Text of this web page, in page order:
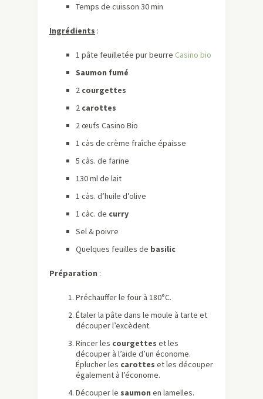
Temps de cuisson 30 min
Ingrédients :
1 pâte feuilletée pur beurre Casino bio
Saumon fumé
2 courgettes
2 carottes
2 œufs Casino Bio
1 càs de crème fraîche épaisse
5 càs. de farine
130 ml de lait
1 càs. d’huile d’olive
1 càc. de curry
Sel & poivre
Quelques feuilles de basilic
Préparation :
Préchauffer le four à 180°C.
Étaler la pâte dans le moule à tarte et
découper l’excèdent.
Rincer les courgettes et les
découper à l’aide d’un économe.
Éplucher les carottes et les découper
également à l’économe.
Découper le saumon en lamelles.